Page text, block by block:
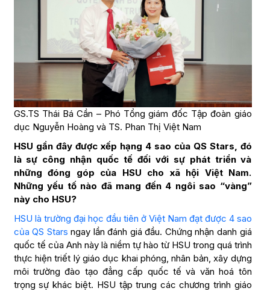
GS.TS Thái Bá Cần – Phó Tổng giám đốc Tập đoàn giáo
dục Nguyễn Hoàng và TS. Phan Thị Việt Nam
HSU gần đây được xếp hạng 4 sao của QS Stars, đó
là sự công nhận quốc tế đối với sự phát triển và
những đóng góp của HSU cho xã hội Việt Nam.
Những yếu tố nào đã mang đến 4 ngôi sao “vàng”
này cho HSU?
HSU là trường đại học đầu tiên ở Việt Nam đạt được 4 sao
của QS Stars ngay lần đánh giá đầu. Chứng nhận danh giá
quốc tế của Anh này là niềm tự hào từ HSU trong quá trình
thực hiện triết lý giáo dục khai phóng, nhân bản, xây dựng
môi trường đào tạo đẳng cấp quốc tế và văn hoá tôn
trọng sự khác biệt. HSU tập trung các chương trình giáo